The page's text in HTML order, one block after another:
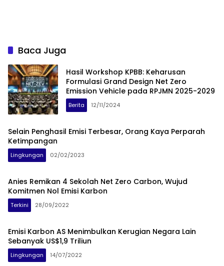
Baca Juga
Hasil Workshop KPBB: Keharusan
Formulasi Grand Design Net Zero
Emission Vehicle pada RPJMN 2025-2029
Berita 12/11/2024
Selain Penghasil Emisi Terbesar, Orang Kaya Perparah
Ketimpangan
Lingkungan 02/02/2023
Anies Remikan 4 Sekolah Net Zero Carbon, Wujud
Komitmen Nol Emisi Karbon
Terkini 28/09/2022
Emisi Karbon AS Menimbulkan Kerugian Negara Lain
Sebanyak US$1,9 Triliun
Lingkungan 14/07/2022